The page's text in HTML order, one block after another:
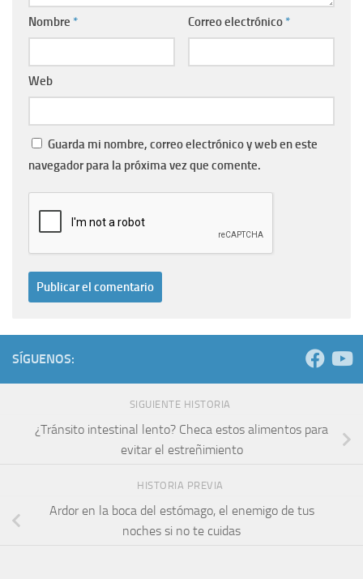
Nombre * Correo electrónico *
Web
Guarda mi nombre, correo electrónico y web en este
navegador para la próxima vez que comente.
SÍGUENOS:
SIGUIENTE HISTORIA
¿Tránsito intestinal lento? Checa estos alimentos para
evitar el estreñimiento
HISTORIA PREVIA
Ardor en la boca del estómago, el enemigo de tus
noches si no te cuidas